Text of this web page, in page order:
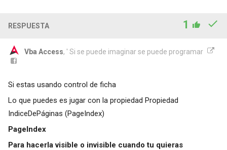
RESPUESTA 1
Vba Access, ' Si se puede imaginar se puede programar
Si estas usando control de ficha
Lo que puedes es jugar con la propiedad Propiedad
IndiceDePáginas (PageIndex)
PageIndex
Para hacerla visible o invisible cuando tu quieras